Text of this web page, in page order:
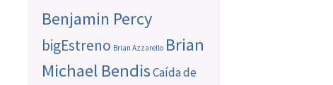
Benjamin Percy
bigEstreno Brian Azzarello Brian
Michael BendisCaída de